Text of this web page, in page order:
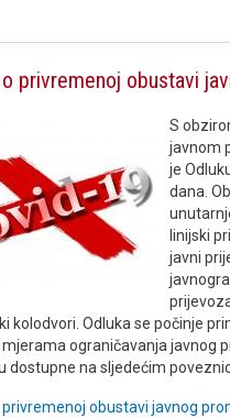
o privremenoj obustavi
S
javnom
je
dana.
linijski
javni
kolodvori. Odluka se počinje
mjerama ograničavanja javnog
dostupne na sljedećim
privremenoj obustavi javnog